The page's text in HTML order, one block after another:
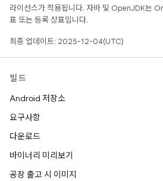
라이선스가 적용됩니다. 자바 및 OpenJDK는
표 또는 등록 상표입니다.
최종 업데이트: 2025-12-04(UTC)
빌드
Android 저장소
요구사항
다운로드
바이너리 미리보기
공장 출고 시 이미지